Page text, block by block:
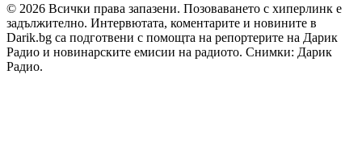
© 2026 Всички права запазени. Позоваването с хиперлинк е
задължително. Интервютата, коментарите и новините в
Darik.bg са подготвени с помощта на репортерите на Дарик
Радио и новинарските емисии на радиото. Снимки: Дарик
Радио.